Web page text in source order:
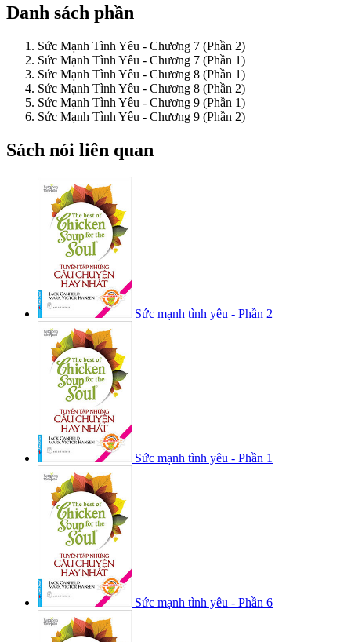
Danh sách phần
Sức Mạnh Tình Yêu - Chương 7 (Phần 2)
Sức Mạnh Tình Yêu - Chương 7 (Phần 1)
Sức Mạnh Tình Yêu - Chương 8 (Phần 1)
Sức Mạnh Tình Yêu - Chương 8 (Phần 2)
Sức Mạnh Tình Yêu - Chương 9 (Phần 1)
Sức Mạnh Tình Yêu - Chương 9 (Phần 2)
Sách nói liên quan
Sức mạnh tình yêu - Phần 2
Sức mạnh tình yêu - Phần 1
Sức mạnh tình yêu - Phần 6